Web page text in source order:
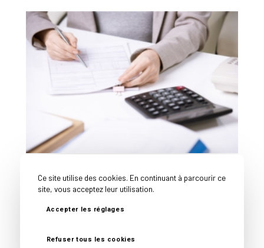
Nîmes
Ce site utilise des cookies. En continuant à parcourir ce
site, vous acceptez leur utilisation.
Accepter les réglages
Refuser tous les cookies